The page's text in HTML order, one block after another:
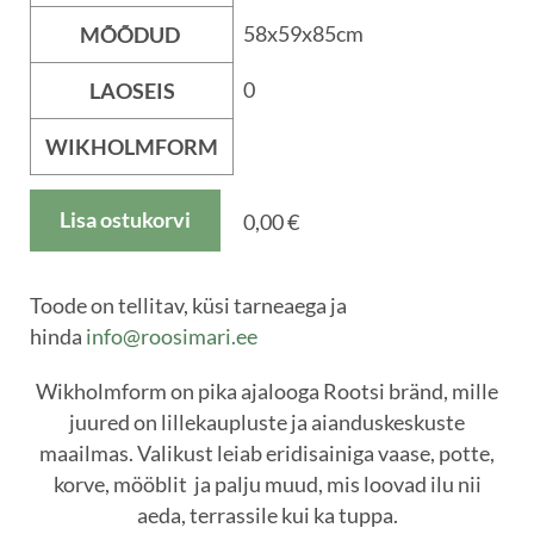
MÕÕDUD 58x59x85cm
LAOSEIS 0
WIKHOLMFORM
Lisa ostukorvi 0,00 €
Toode on tellitav, küsi tarneaega ja
hinda info@roosimari.ee
Wikholmform on pika ajalooga Rootsi bränd, mille
juured on lillekaupluste ja aianduskeskuste
maailmas. Valikust leiab eridisainiga vaase, potte,
korve, mööblit ja palju muud, mis loovad ilu nii
aeda, terrassile kui ka tuppa.